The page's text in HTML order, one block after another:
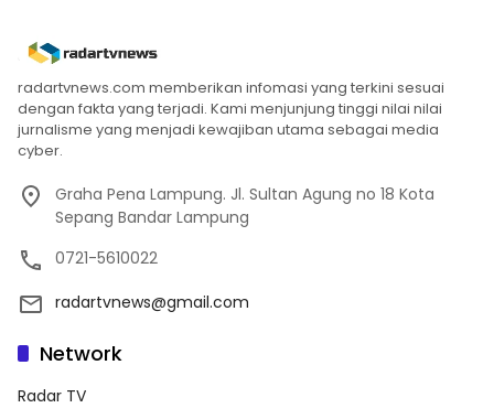
radartvnews.com memberikan infomasi yang terkini sesuai
dengan fakta yang terjadi. Kami menjunjung tinggi nilai nilai
jurnalisme yang menjadi kewajiban utama sebagai media
cyber.
Graha Pena Lampung. Jl. Sultan Agung no 18 Kota
Sepang Bandar Lampung
0721-5610022
radartvnews@gmail.com
Network
Radar TV